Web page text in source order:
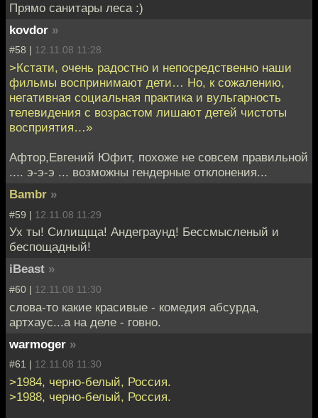
Прямо санитары леса :)
kovdor »
#58 | 12.11.08 11:28
>Кстати, очень радостно и непосредственно наши
фильмы воспринимают дети… Но, к сожалению,
негативная социальная практика и вульгарность
телевидения с возрастом лишают детей чистоты
восприятия…»
Афтор,Евгений Юфит, похоже не совсем правильной
.... э-э-э ... возможны гендерные отклонения...
Bambr »
#59 | 12.11.08 11:29
Ух ты! Силищща! Андеграунд! Бессмысленый и
беспощадный!
iBeast »
#60 | 12.11.08 11:30
слова-то какие красивые - комедия абсурда,
артхаус...а на деле - говно.
warmoger »
#61 | 12.11.08 11:30
>1984, черно-белый, Россия.
>1988, черно-белый, Россия.